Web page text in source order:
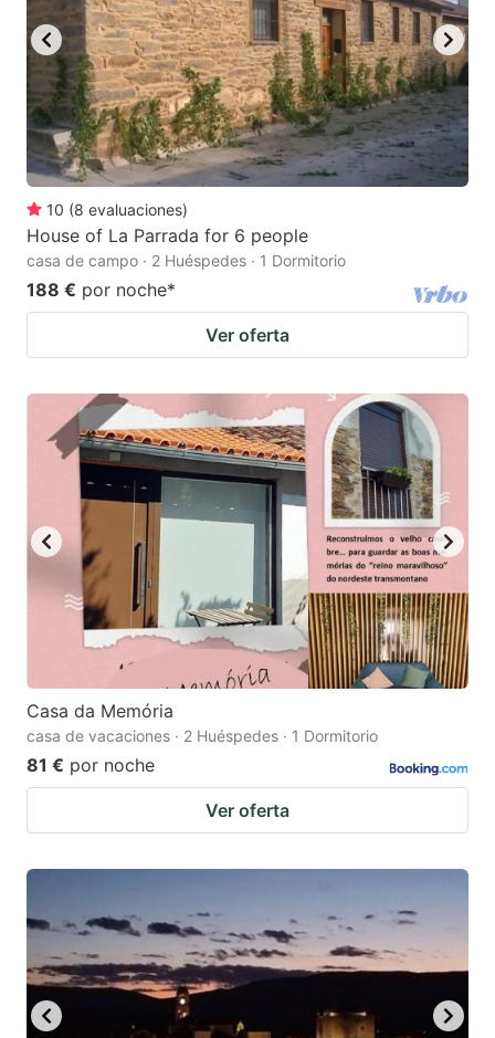
10 (8 evaluaciones)
House of La Parrada for 6 people
casa de campo · 2 Huéspedes · 1 Dormitorio
188 € por noche*
Ver oferta
Casa da Memória
casa de vacaciones · 2 Huéspedes · 1 Dormitorio
81 € por noche
Ver oferta